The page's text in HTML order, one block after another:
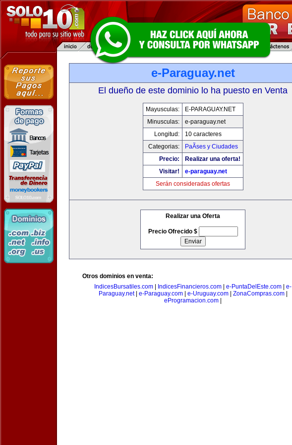
e-Paraguay.net
El dueño de este dominio lo ha puesto en Venta
Mayusculas:
E-PARAGUAY.NET
Minusculas:
e-paraguay.net
Longitud:
10 caracteres
Categorias:
PaÃ­ses y Ciudades
Precio:
Realizar una oferta!
Visitar!
e-paraguay.net
Serán consideradas ofertas
Realizar una Oferta
Precio Ofrecido $
Otros dominios en venta:
IndicesBursatiles.com
IndicesFinancieros.com e-PuntaDelEste.com
e-
Paraguay.net| e-Paraguay.com| e-Uruguay.com| ZonaCompras.com|
eProgramacion.com